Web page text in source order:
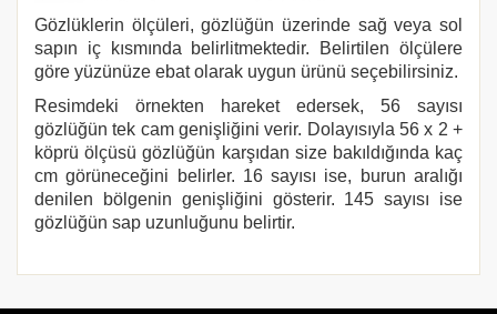
Gözlüklerin ölçüleri, gözlüğün üzerinde sağ veya sol
sapın iç kısmında belirlitmektedir. Belirtilen ölçülere
göre yüzünüze ebat olarak uygun ürünü seçebilirsiniz.
Resimdeki örnekten hareket edersek, 56 sayısı
gözlüğün tek cam genişliğini verir. Dolayısıyla 56 x 2 +
köprü ölçüsü gözlüğün karşıdan size bakıldığında kaç
cm görüneceğini belirler. 16 sayısı ise, burun aralığı
denilen bölgenin genişliğini gösterir. 145 sayısı ise
gözlüğün sap uzunluğunu belirtir.